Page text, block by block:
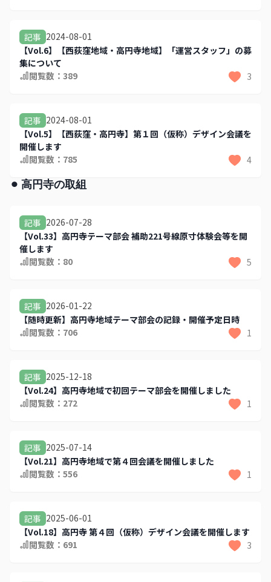
記事 2024-08-01
【Vol.6】【西荻窪地域・高円寺地域】「運営スタッフ」の募
集について
閲覧数： 389 3
記事 2024-08-01
【Vol.5】【西荻窪・高円寺】第１回（仮称）デザイン会議を
開催します
閲覧数： 785 4
⚫︎ 高円寺の取組
記事 2026-07-28
【Vol.33】高円寺テーマ部会 補助221号線原寸体験会等を開
催します
閲覧数： 80 5
記事 2026-01-22
【随時更新】高円寺地域テーマ部会の記録・開催予定日時
閲覧数： 706 1
記事 2025-12-18
【Vol.24】高円寺地域で初回テーマ部会を開催しました
閲覧数： 272 1
記事 2025-07-14
【Vol.21】高円寺地域で第４回会議を開催しました
閲覧数： 556 1
記事 2025-06-01
【Vol.18】高円寺 第４回（仮称）デザイン会議を開催します
閲覧数： 691 3